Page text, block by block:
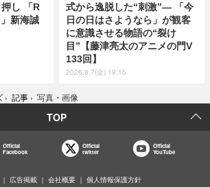
し 「R
新海誠
式から逸脱した“刺激”― 「今
日の日はさようなら」が観客
に意識させる物語の“裂け
目”【藤津亮太のアニメの門V
133回】
2026.8.7(金) 19:15
› 記事 › 写真・画像
TOP
Official
Facebook
Official
twitter
Official
YouTube
広告掲載 会社概要 個人情報保護方針